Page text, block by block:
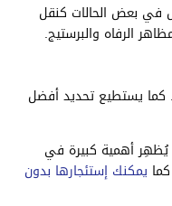
بعض الحالات كنقل
الرفاه والبرستيج.
كما يستطيع تحديد أفضل
أهمية كبيرة في
يمكنك إستئجارها بدون